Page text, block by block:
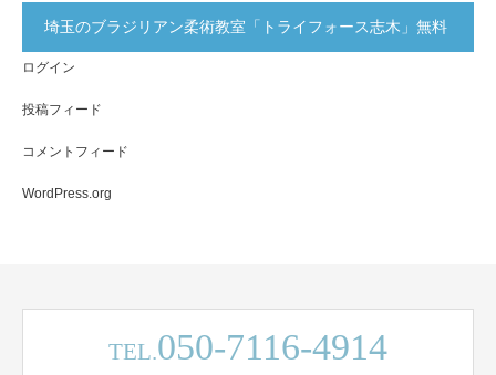
埼玉のブラジリアン柔術教室「トライフォース志木」無料
体験実施中！
ログイン
投稿フィード
コメントフィード
WordPress.org
TEL.050-7116-4914